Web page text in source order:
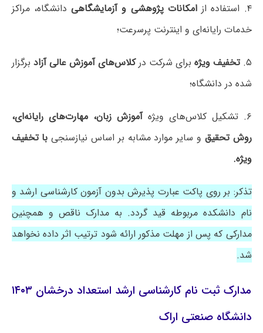
۴. استفاده از امکانات پژوهشی و آزمایشگاهی دانشگاه، مراکز
خدمات رایانه‌ای و اینترنت پرسرعت؛
۵. تخفیف ویژه برای شرکت درکلاس‌های آموزش عالی آزاد برگزار
شده در دانشگاه؛
۶. تشکیل کلاس‌های ویژه
آموزش زبان، مهارت‌های رایانه‌ای،
روش تحقیق و سایر موارد مشابه بر اساس نیازسنجی با تخفیف
ویژه.
تذکر: بر روی پاکت عبارت پذیرش بدون آزمون کارشناسی ارشد و
نام دانشکده مربوطه قید گردد. به مدارک ناقص و همچنین
مدارکی که پس از مهلت مذکور ارائه شود ترتیب اثر داده نخواهد
شد.
مدارک ثبت نام کارشناسی ارشد استعداد درخشان ۱۴۰۳
دانشگاه صنعتی اراک